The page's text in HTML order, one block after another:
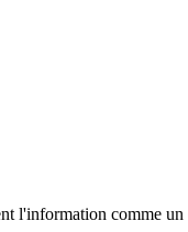
l'information comme